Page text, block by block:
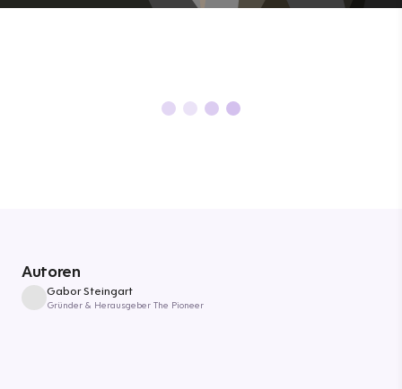
Autoren
Gabor Steingart
Gründer & Herausgeber The Pioneer